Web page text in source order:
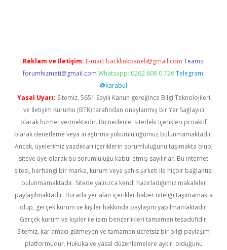
Reklam ve İletişim: E-mail: backlinkpaneli@gmail.com Teams:
forumhizmeti@gmail.com Whatsapp: 0262 606 0 726 Telegram:
@karabul
Yasal Uyarı: Sitemiz, 5651 Sayılı Kanun gereğince Bilgi Teknolojileri
ve İletişim Kurumu (BTK) tarafından onaylanmış bir Yer Sağlayıcı
olarak hizmet vermektedir. Bu nedenle, sitedeki içerikleri proaktif
olarak denetleme veya araştırma yükümlülüğümüz bulunmamaktadır.
Ancak, üyelerimiz yazdıkları içeriklerin sorumluluğunu taşımakta olup,
siteye üye olarak bu sorumluluğu kabul etmiş sayılırlar. Bu internet
sitesi, herhangi bir marka, kurum veya şahıs şirketi ile hiçbir bağlantısı
bulunmamaktadır. Sitede yalnızca kendi hazırladığımız makaleler
paylaşılmaktadır. Burada yer alan içerikler haber niteliği taşımamakta
olup, gerçek kurum ve kişiler hakkında paylaşım yapılmamaktadır.
Gerçek kurum ve kişiler ile isim benzerlikleri tamamen tesadüfidir.
Sitemiz, kar amacı gütmeyen ve tamamen ücretsiz bir bilgi paylaşım
platformudur. Hukuka ve yasal düzenlemelere aykırı olduğunu